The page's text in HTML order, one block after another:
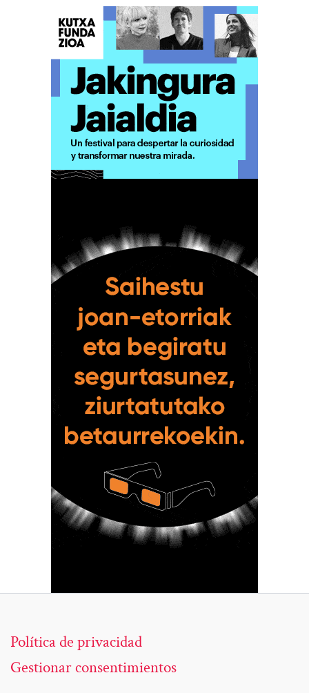
Política de privacidad
Gestionar consentimientos